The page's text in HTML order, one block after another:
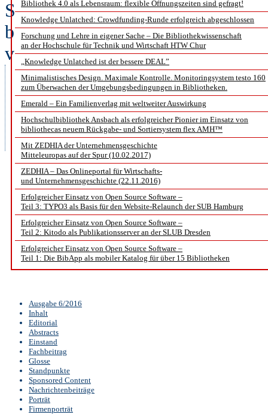
Bibliothek 4.0 als Lebensraum: flexible Öffnungszeiten sind gefragt!
Knowledge Unlatched: Crowdfunding-Runde erfolgreich abgeschlossen
Forschung und Lehre in eigener Sache – Die Bibliothekwissenschaft
an der Hochschule für Technik und Wirtschaft HTW Chur
„Knowledge Unlatched ist der bessere DEAL”
Minimalistisches Design. Maximale Kontrolle. Monitoringsystem testo 160
zum Überwachen der Umgebungsbedingungen in Bibliotheken.
Emerald – Ein Familienverlag mit weltweiter Auswirkung
Hochschulbibliothek Ansbach als erfolgreicher Pionier im Einsatz von
bibliothecas neuem Rückgabe- und Sortiersystem flex AMH™
Mit ZEDHIA der Unternehmensgeschichte
Mitteleuropas auf der Spur (10.02.2017)
ZEDHIA – Das Onlineportal für Wirtschafts-
und Unternehmensgeschichte (22.11.2016)
Erfolgreicher Einsatz von Open Source Software –
Teil 3: TYPO3 als Basis für den Website-Relaunch der SUB Hamburg
Erfolgreicher Einsatz von Open Source Software –
Teil 2: Kitodo als Publikationsserver an der SLUB Dresden
Erfolgreicher Einsatz von Open Source Software –
Teil 1: Die BibApp als mobiler Katalog für über 15 Bibliotheken
Ausgabe 6/2016
Inhalt
Editorial
Abstracts
Einstand
Fachbeitrag
Glosse
Standpunkte
Sponsored Content
Nachrichtenbeiträge
Porträt
Firmenporträt
Source Software in Bibliotheken
basierte Website der Staats- und
vorstellen, die einerseits den
Anspruch hat, modern,
strukturiert zu sein und
Bibliothekstechnologien
Aber lesen Sie selbst.